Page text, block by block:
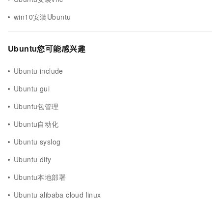
win10安装Ubuntu
Ubuntu您可能感兴趣
Ubuntu include
Ubuntu gui
Ubuntu包管理
Ubuntu自动化
Ubuntu syslog
Ubuntu dify
Ubuntu本地部署
Ubuntu alibaba cloud linux